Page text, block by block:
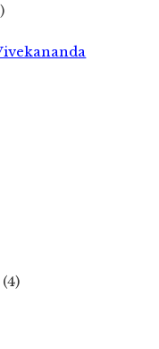
(4)